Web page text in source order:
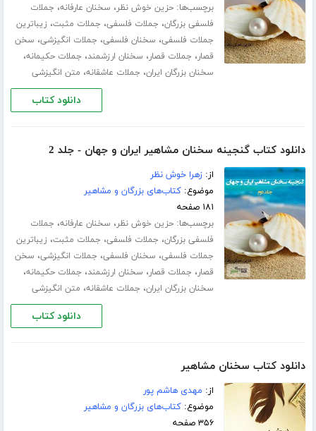
برچسب‌ها:حزین خوش نظر، سخنان عارفانه، جملات
فلسفی بزرگان، جملات فلسفی، جملات مثبت، زیباترین
جملات فلسفی، سخنان فلسفی، جملات انگیزشی، سخن
قصار، جملات قصار، سخنان ارزشمند، جملات حکیمانه،
سخنان بزرگان ایران، جملات عاشقانه، متن انگیزشی
دانلود کتاب
دانلود کتاب گنجینه سخنان مشاهیر ایران و جهان - جلد 2
از:زهرا خوش نظر
موضوع:کتاب‌های بزرگان و مشاهیر
۱۸۱ صفحه
برچسب‌ها:حزین خوش نظر، سخنان عارفانه، جملات
فلسفی بزرگان، جملات فلسفی، جملات مثبت، زیباترین
جملات فلسفی، سخنان فلسفی، جملات انگیزشی، سخن
قصار، جملات قصار، سخنان ارزشمند، جملات حکیمانه،
سخنان بزرگان ایران، جملات عاشقانه، متن انگیزشی
دانلود کتاب
دانلود کتاب سخنان مشاهیر
از: مهدی هاشم پور
موضوع:کتاب‌های بزرگان و مشاهیر
۳۵۶ صفحه